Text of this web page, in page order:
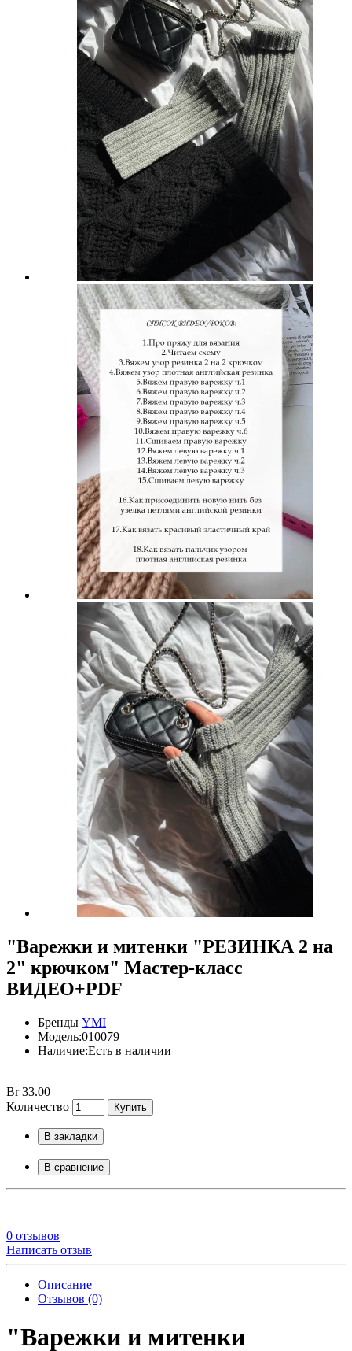
"Варежки и митенки "РЕЗИНКА 2 на
2" крючком" Мастер-класс
ВИДЕО+PDF
Бренды YMI
Модель:010079
Наличие:Есть в наличии
Br 33.00
Количество
Купить
В закладки
В сравнение
0 отзывов
Написать отзыв
Описание
Отзывов (0)
"Варежки и митенки